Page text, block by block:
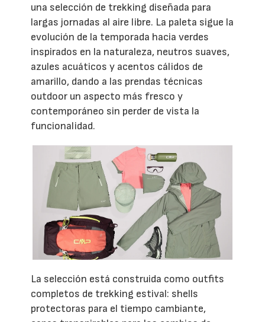
una selección de trekking diseñada para
largas jornadas al aire libre. La paleta sigue la
evolución de la temporada hacia verdes
inspirados en la naturaleza, neutros suaves,
azules acuáticos y acentos cálidos de
amarillo, dando a las prendas técnicas
outdoor un aspecto más fresco y
contemporáneo sin perder de vista la
funcionalidad.
La selección está construida como outfits
completos de trekking estival: shells
protectoras para el tiempo cambiante,